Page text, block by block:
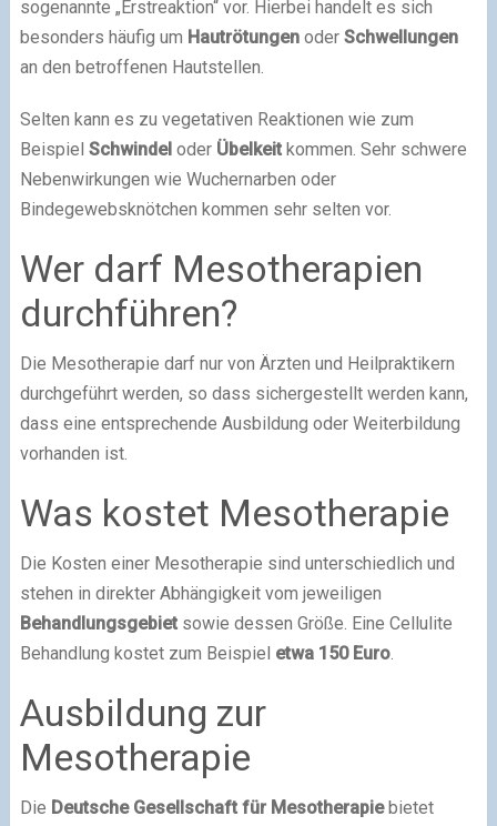
sogenannte „Erstreaktion“ vor. Hierbei handelt es sich
besonders häufig um Hautrötungenoder Schwellungen
an den betroffenen Hautstellen.
Selten kann es zu vegetativen Reaktionen wie zum
Beispiel Schwindeloder Übelkeitkommen. Sehr schwere
Nebenwirkungen wie Wuchernarben oder
Bindegewebsknötchen kommen sehr selten vor.
Wer darf Mesotherapien
durchführen?
Die Mesotherapie darf nur von Ärzten und Heilpraktikern
durchgeführt werden, so dass sichergestellt werden kann,
dass eine entsprechende Ausbildung oder Weiterbildung
vorhanden ist.
Was kostet Mesotherapie
Die Kosten einer Mesotherapie sind unterschiedlich und
stehen in direkter Abhängigkeit vom jeweiligen
Behandlungsgebietsowie dessen Größe. Eine Cellulite
Behandlung kostet zum Beispiel etwa 150 Euro.
Ausbildung zur
Mesotherapie
Die Deutsche Gesellschaft für Mesotherapiebietet